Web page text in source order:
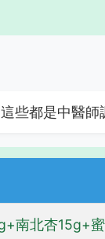
些都是中醫師
南北杏15g+